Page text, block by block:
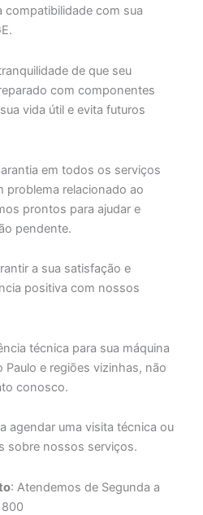
compatibilidade com sua
de que seu
com componentes
vida útil e evita futuros
em todos os serviços
problema relacionado ao
prontos para ajudar e
pendente.
a sua satisfação e
positiva com nossos
técnica para sua máquina
Paulo e regiões vizinhas, não
conosco.
agendar uma visita técnica ou
sobre nossos serviços.
: Atendemos de Segunda a